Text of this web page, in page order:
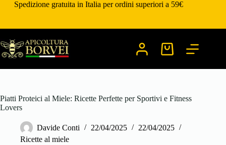
SaltaSpedizione gratuita in Italia per ordini superiori a 59€
Carrello
Piatti Proteici al Miele: Ricette Perfette per Sportivi e Fitness
Lovers
Davide Conti 22/04/2025
22/04/2025
Ricette al miele